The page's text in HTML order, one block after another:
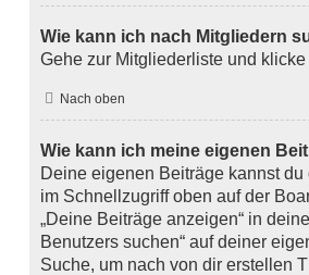
Wie kann ich nach Mitgliedern
Gehe zur Mitgliederliste und
Nach oben
Wie kann ich meine eigenen
Deine eigenen Beiträge kannst
im Schnellzugriff oben auf der
„Deine Beiträge anzeigen“ in
Benutzers suchen“ auf deiner
Suche, um nach von dir erstellen